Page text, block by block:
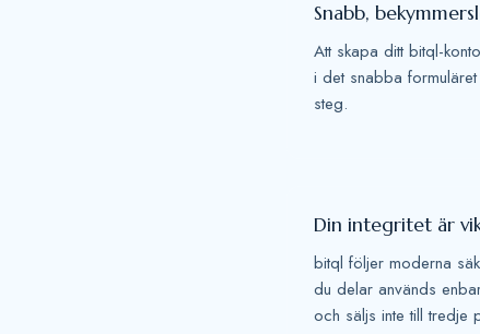
Snabb,
Att skapa ditt bitql-
i det snabba
steg.
Din integritet är
bitql följer moderna
du delar används
och säljs inte till tredje